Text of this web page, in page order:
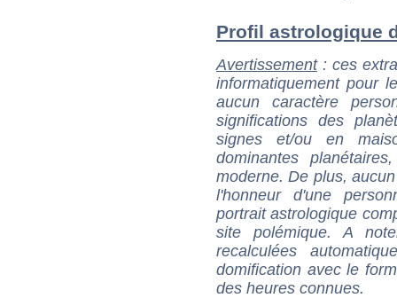
Profil astrologique
Avertissement: ces
informatiquement pour
aucun caractère
significations des
signes et/ou en
dominantes
moderne. De plus,
l'honneur d'une
portrait astrologique
site polémique. A
recalculées
domification avec le
des heures connues.